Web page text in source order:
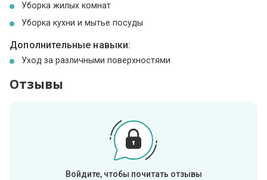
Уборка жилых комнат
Уборка кухни и мытье посуды
Дополнительные навыки:
Уход за различными поверхностями
Отзывы
Войдите, чтобы почитать отзывы